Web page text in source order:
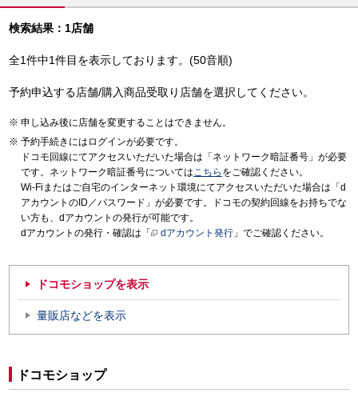
検索結果：1店舗
全1件中1件目を表示しております。(50音順)
予約申込する店舗/購入商品受取り店舗を選択してください。
申し込み後に店舗を変更することはできません。
予約手続きにはログインが必要です。
ドコモ回線にてアクセスいただいた場合は「ネットワーク暗証番号」が必要
です。ネットワーク暗証番号についてはこちら をご確認ください。
Wi-Fiまたはご自宅のインターネット環境にてアクセスいただいた場合は「d
アカウントのID／パスワード」が必要です。ドコモの契約回線をお持ちでな
い方も、dアカウントの発行が可能です。
dアカウントの発行・確認は「
dアカウント発行 」でご確認ください。
ドコモショップを表示
量販店などを表示
ドコモショップ